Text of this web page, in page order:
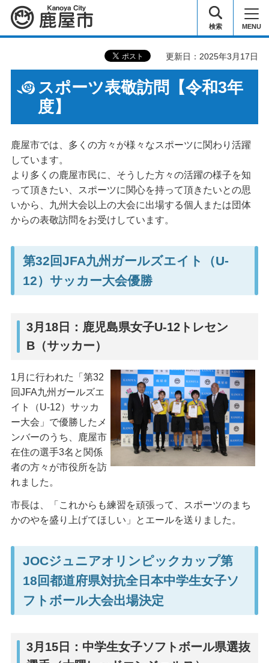
鹿屋市 検索 MENU
更新日：2025年3月17日
スポーツ表敬訪問【令和3年
度】
鹿屋市では、多くの方々が様々なスポーツに関わり活躍
しています。
より多くの鹿屋市民に、そうした方々の活躍の様子を知
って頂きたい、スポーツに関心を持って頂きたいとの思
いから、九州大会以上の大会に出場する個人または団体
からの表敬訪問をお受けしています。
第32回JFA九州ガールズエイト（U-
12）サッカー大会優勝
3月18日：鹿児島県女子U-12トレセン
B（サッカー）
1月に行われた「第32
回JFA九州ガールズエ
イト（U-12）サッカ
ー大会」で優勝したメ
ンバーのうち、鹿屋市
在住の選手3名と関係
者の方々が市役所を訪
れました。
市長は、「これからも練習を頑張って、スポーツのまち
かのやを盛り上げてほしい」とエールを送りました。
JOCジュニアオリンピックカップ第
18回都道府県対抗全日本中学生女子ソ
フトボール大会出場決定
3月15日：中学生女子ソフトボール県選抜